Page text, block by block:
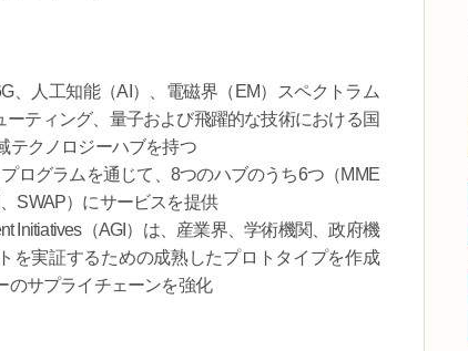
、人工知能（AI）、電磁界（EM）スペクトラム
ティング、量子および飛躍的な技術における国
テクノロジーハブを持つ
ログラムを通じて、8つのハブのうち6つ（MME
SWAP‍）にサービスを提供
Initiatives（AGI）は、産業界、学術機関、政府機
を実証するための成熟したプロトタイプを作成
のサプライチェーンを強化